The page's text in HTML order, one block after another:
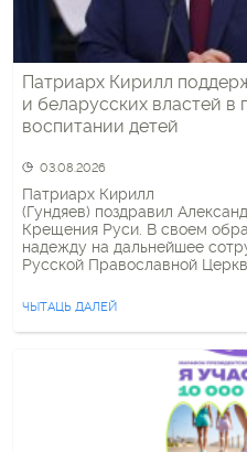
Патриарх Кирилл
и беларусских властей в
воспитании детей
03.08.2026
Патриарх Кирилл
(Гундяев) поздравил
Крещения Руси. В своем
надежду на дальнейшее
Русской Православной
доброго соработничества
органами государственной
силами общества будет и
нравственному
патриотическому
— говорится в тексте […]
ЧЫТАЦЬ ДАЛЕЙ